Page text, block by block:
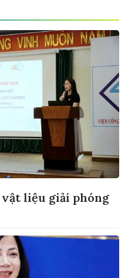
liệu giải phóng